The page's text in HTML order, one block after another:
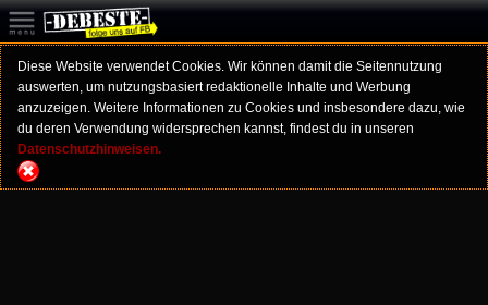
Diese Website verwendet Cookies. Wir können damit die Seitennutzung
auswerten, um nutzungsbasiert redaktionelle Inhalte und Werbung
anzuzeigen. Weitere Informationen zu Cookies und insbesondere dazu, wie
du deren Verwendung widersprechen kannst, findest du in unseren
Datenschutzhinweisen.